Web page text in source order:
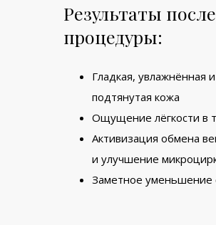
Результаты после
процедуры:
Гладкая, увлажнённая и
подтянутая кожа
Ощущение лёгкости в
Активизация обмена
и улучшение
Заметное уменьшение